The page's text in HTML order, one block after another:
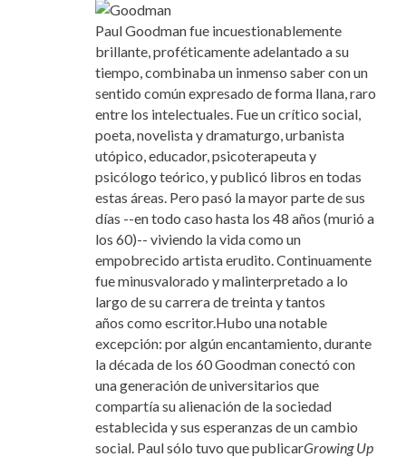
Paul Goodman fue incuestionablemente
brillante, proféticamente adelantado a su
tiempo, combinaba un inmenso saber con un
sentido común expresado de forma llana, raro
entre los intelectuales. Fue un crítico social,
poeta, novelista y dramaturgo, urbanista
utópico, educador, psicoterapeuta y
psicólogo teórico, y publicó libros en todas
estas áreas. Pero pasó la mayor parte de sus
días --en todo caso hasta los 48 años (murió a
los 60)-- viviendo la vida como un
empobrecido artista erudito. Continuamente
fueminusvalorado y malinterpretado a lo
largo de su carrera de treinta y tantos
años como escritor.Hubo una notable
excepción: por algún encantamiento, durante
la década de los 60 Goodman conectó con
una generación de universitarios que
compartía su alienación de la sociedad
establecida y sus esperanzas de un cambio
social. Paul sólo tuvo que publicarGrowing Up